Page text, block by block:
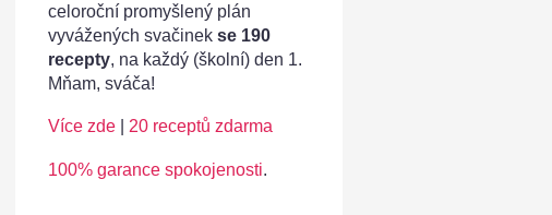
celoroční promyšlený plán
vyvážených svačinek se 190
recepty, na každý (školní) den 1.
Mňam, sváča!
Více zde 20 receptů zdarma
100% garance spokojenosti.